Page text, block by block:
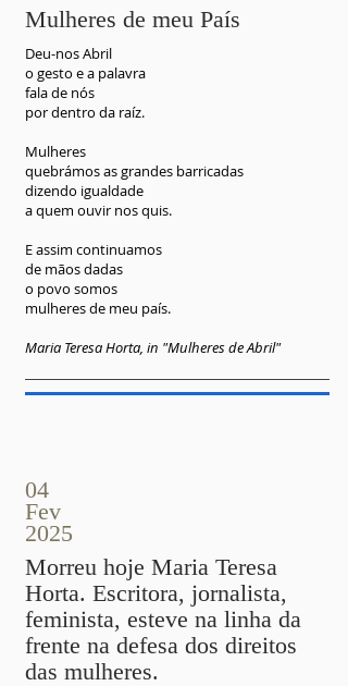
Mulheres de meu País
Deu-nos Abril
o gesto e a palavra
fala de nós
por dentro da raíz.
Mulheres
quebrámos as grandes barricadas
dizendo igualdade
a quem ouvir nos quis.
E assim continuamos
de mãos dadas
o povo somos
mulheres de meu país.
Maria Teresa Horta, in "Mulheres de Abril"
04
Fev
2025
Morreu hoje Maria Teresa
Horta. Escritora, jornalista,
feminista, esteve na linha da
frente na defesa dos direitos
das mulheres.